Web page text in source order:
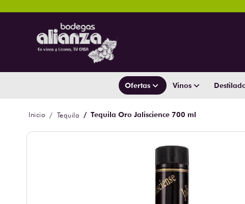
Ofertas Vinos
Tequila Tequila Oro Jaliscience 700 ml